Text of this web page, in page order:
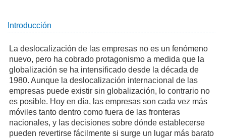
Introducción
La deslocalización de las empresas no es un fenómeno
nuevo, pero ha cobrado protagonismo a medida que la
globalización se ha intensificado desde la década de
1980. Aunque la deslocalización internacional de las
empresas puede existir sin globalización, lo contrario no
es posible. Hoy en día, las empresas son cada vez más
móviles tanto dentro como fuera de las fronteras
nacionales, y las decisiones sobre dónde establecerse
pueden revertirse fácilmente si surge un lugar más barato